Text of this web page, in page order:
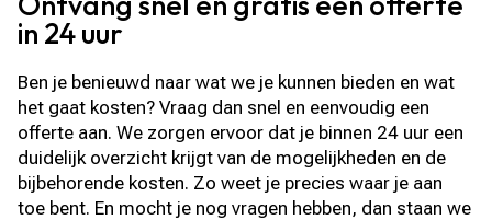
in 24 uur
Ben je benieuwd naar wat we je kunnen bieden en wat
het gaat kosten? Vraag dan snel en eenvoudig een
offerte aan. We zorgen ervoor dat je binnen 24 uur een
duidelijk overzicht krijgt van de mogelijkheden en de
bijbehorende kosten. Zo weet je precies waar je aan
toe bent. En mocht je nog vragen hebben, dan staan we